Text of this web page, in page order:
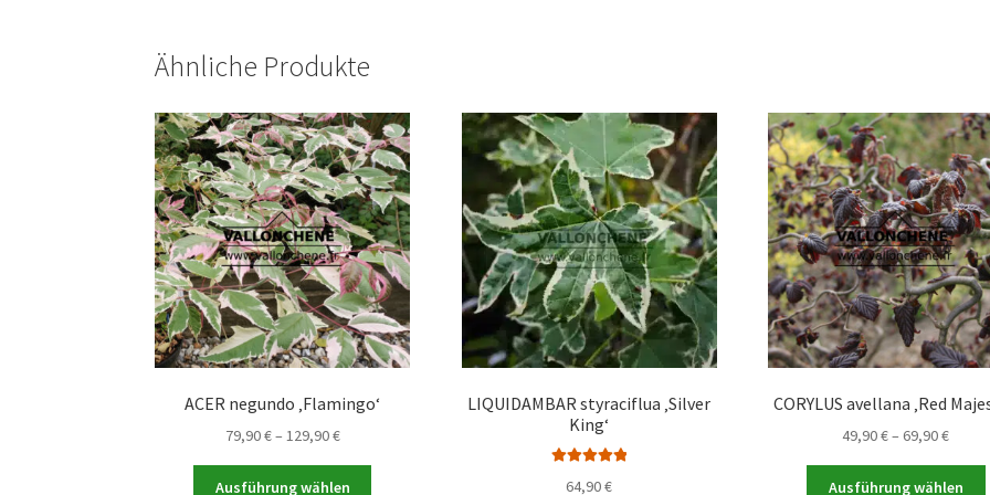
Ähnliche Produkte
ACER negundo ‚Flamingo‘
79,90€– 129,90€Preisspanne:
bis
Ausführung wählen
LIQUIDAMBAR styraciflua ‚Silver
King‘
64,90€
CORYLUS avellana ‚Red
49,90€– 69,90€
bis
Ausführung wählen